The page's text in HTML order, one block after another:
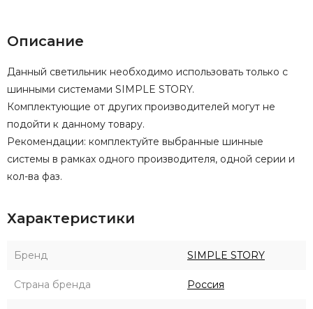
Описание
Данный светильник необходимо использовать только с
шинными системами SIMPLE STORY.
Комплектующие от других производителей могут не
подойти к данному товару.
Рекомендации: комплектуйте выбранные шинные
системы в рамках одного производителя, одной серии и
кол-ва фаз.
Характеристики
Бренд SIMPLE STORY
Страна бренда Россия